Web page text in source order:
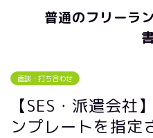
普通のフリーラ
面談・打ち合わせ
【SES・派遣会社
ンプレートを指定